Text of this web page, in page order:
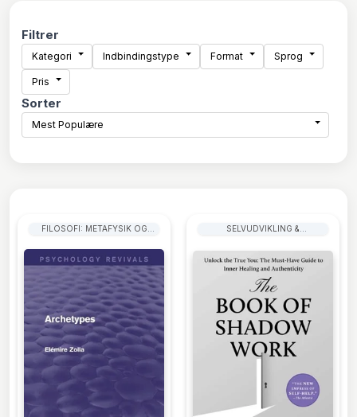
Filtrer
Kategori Indbindingstype Format Sprog
Pris
Sorter
Mest Populære
FILOSOFI: METAFYSIK OG
SELVUDVIKLING &